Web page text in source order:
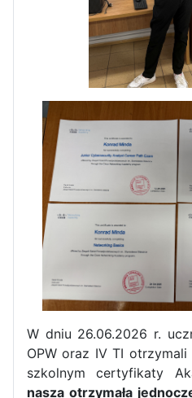
Zakończenie praktyk w
Portugalii
Rozpoczęcie
na kryzys” w ZSP w Iłży
Pierwszy tydzień
zawodowych
W dniu 26.06.2026 r.
OPW oraz IV TI
szkolnym certyfikaty
nasza otrzymała